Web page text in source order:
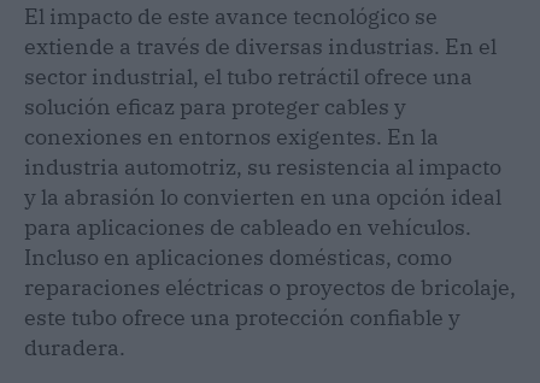
El impacto de este avance tecnológico se
extiende a través de diversas industrias. En el
sector industrial, el tubo retráctil ofrece una
solución eficaz para proteger cables y
conexiones en entornos exigentes. En la
industria automotriz, su resistencia al impacto
y la abrasión lo convierten en una opción ideal
para aplicaciones de cableado en vehículos.
Incluso en aplicaciones domésticas, como
reparaciones eléctricas o proyectos de bricolaje,
este tubo ofrece una protección confiable y
duradera.